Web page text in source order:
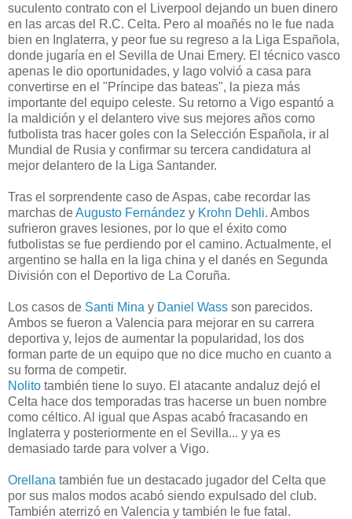
suculento contrato con el Liverpool dejando un buen dinero
en las arcas del R.C. Celta. Pero al moañés no le fue nada
bien en Inglaterra, y peor fue su regreso a la Liga Española,
donde jugaría en el Sevilla de Unai Emery. El técnico vasco
apenas le dio oportunidades, y Iago volvió a casa para
convertirse en el "Príncipe das bateas", la pieza más
importante del equipo celeste. Su retorno a Vigo espantó a
la maldición y el delantero vive sus mejores años como
futbolista tras hacer goles con la Selección Española, ir al
Mundial de Rusia y confirmar su tercera candidatura al
mejor delantero de la Liga Santander.
Tras el sorprendente caso de Aspas, cabe recordar las
marchas deAugusto Fernández y Krohn Dehli. Ambos
sufrieron graves lesiones, por lo que el éxito como
futbolistas se fue perdiendo por el camino. Actualmente, el
argentino se halla en la liga china y el danés en Segunda
División con el Deportivo de La Coruña.
Los casos de Santi Mina y Daniel Wass son parecidos.
Ambos se fueron a Valencia para mejorar en su carrera
deportiva y, lejos de aumentar la popularidad, los dos
forman parte de un equipo que no dice mucho en cuanto a
su forma de competir.
Nolito también tiene lo suyo. El atacante andaluz dejó el
Celta hace dos temporadas tras hacerse un buen nombre
como céltico. Al igual que Aspas acabó fracasando en
Inglaterra y posteriormente en el Sevilla... y ya es
demasiado tarde para volver a Vigo.
Orellana también fue un destacado jugador del Celta que
por sus malos modos acabó siendo expulsado del club.
También aterrizó en Valencia y también le fue fatal.